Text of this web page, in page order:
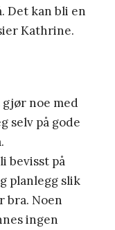
Det kan bli en
Kathrine.
noe med
selv på gode
bevisst på
planlegg slik
bra. Noen
ingen